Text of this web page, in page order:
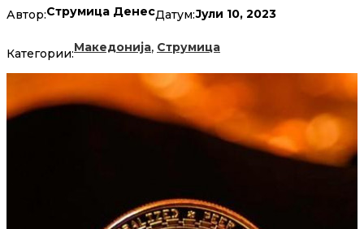
Автор:Струмица ДенесДатум:Јули 10, 2023
Категории:Македонија, Струмица